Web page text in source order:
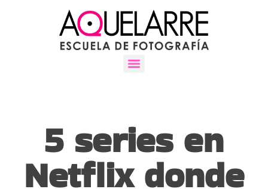
5 series en
Netflix donde